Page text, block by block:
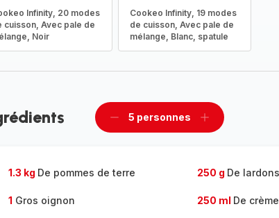
Infinity, 20 modes
cuisson, Avec pale de
Noir
Cookeo Infinity, 19 modes
de cuisson, Avec pale de
mélange, Blanc, spatule
Supprimer
5 personnes
Ajouter
1.3 kg De pommes de terre 250 g De
1 Gros oignon 250 ml De